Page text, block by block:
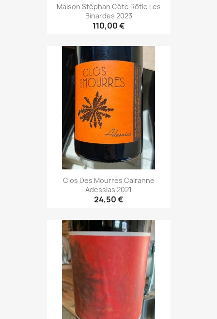
Maison Stéphan Côte Rôtie Les
Binardes 2023
110,00 €
Clos Des Mourres Cairanne
Adessias 2021
24,50 €